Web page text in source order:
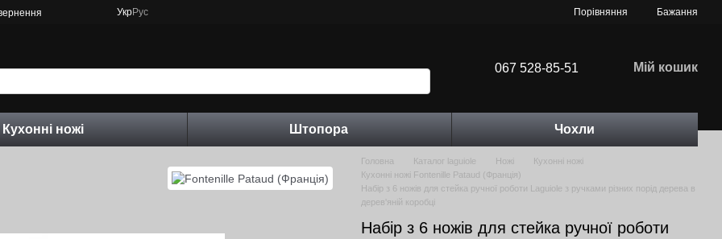
УкрРус Порівняння Бажання
067 528-85-51
Мій кошик
Кухонні ножі Штопора Чохли
Головна Каталог laguiole Ножі
Кухонні ножі
Кухонні ножі Fontenille Pataud (Франція)
Набір з 6 ножів для стейка ручної роботи Laguiole з ручками різних порід дерева в
дерев'яній коробці
Набір з 6 ножів для стейка ручної роботи